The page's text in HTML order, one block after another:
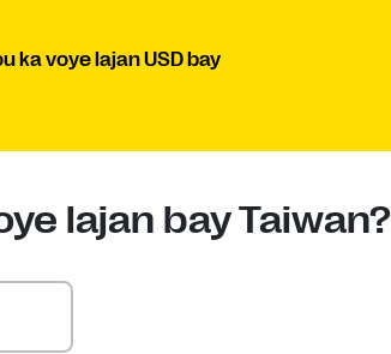
ka voye lajan USD bay
lajan bay Taiwan?